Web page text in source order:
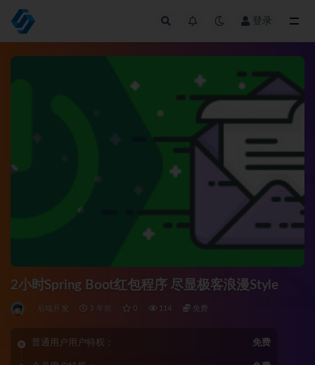
登录
2小时Spring Boot红包程序 尽显极客浪漫Style
后端开发 3 年前 0 114 免费
普通用户用户特权： 免费